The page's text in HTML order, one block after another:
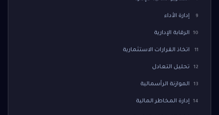
9 إدارة الأداء
10 الرقابة الإدارية
11 اتخاذ القرارات الاستثمارية
12 تحليل التعادل
13 الموازنة الرأسمالية
14 إدارة المخاطر المالية